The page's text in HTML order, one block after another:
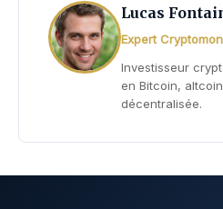
Lucas
Expert
Investisseur
en Bitcoin,
décentralisée.